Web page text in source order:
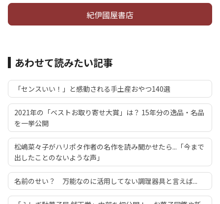
紀伊國屋書店
あわせて読みたい記事
「センスいい！」と感動される手土産おやつ140選
2021年の「ベストお取り寄せ大賞」は？ 15年分の逸品・名品
を一挙公開
松嶋菜々子がハリポタ作者の名作を読み聞かせたら...「今まで
出したことのないような声」
名前のせい？ 万能なのに活用してない調理器具と言えば...